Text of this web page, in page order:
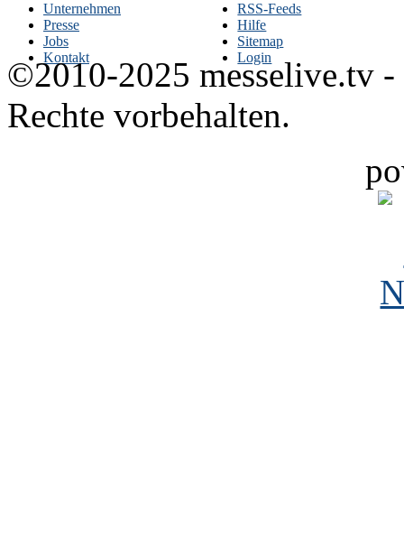
Unternehmen
Presse
Jobs
Kontakt
RSS-Feeds
Hilfe
Sitemap
Login
©2010-2025 messelive.tv -
Rechte vorbehalten.